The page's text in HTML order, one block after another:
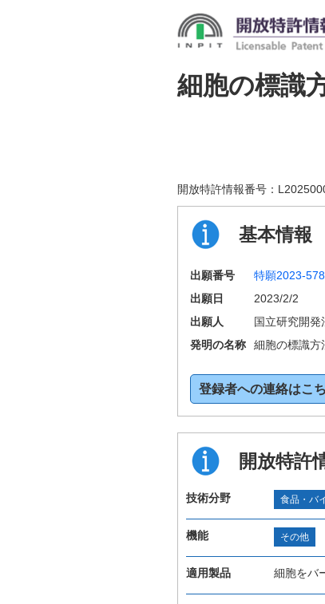
細胞の標識
開放特許情報番号：
基本情報
出願番号 特願2023-
出願日
2023/2/2
出願人
国立研究開
発明の名称
細胞の標識方
登録者への連絡はこ
開放特許
技術分野 食品・バ
機能 その他
適用製品 細胞をバ